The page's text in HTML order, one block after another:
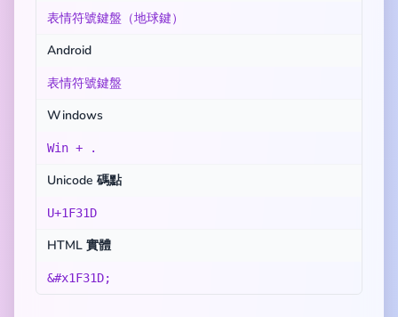
表情符號鍵盤（地球鍵）
Android
表情符號鍵盤
Windows
Win + .
Unicode 碼點
U+1F31D
HTML 實體
&#x1F31D;